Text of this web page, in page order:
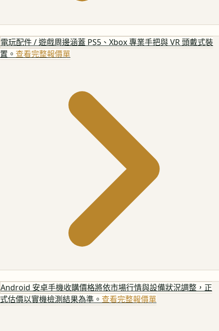
電玩配件 / 遊戲周邊涵蓋 PS5、Xbox 專業手把與 VR 頭戴式裝
置。 查看完整報價單
Android 安卓手機收購價格將依市場行情與設備狀況調整，正
式估價以實機檢測結果為準。 查看完整報價單